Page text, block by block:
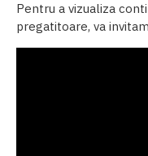
Pentru a vizualiza
pregatitoare, va